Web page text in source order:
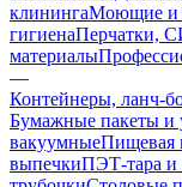
клинингаМоющие и
гигиенаПерчатки,
материалы
—
Контейнеры, ланч-
Бумажные пакеты и
вакуумныеПищевая
выпечкиПЭТ-тара